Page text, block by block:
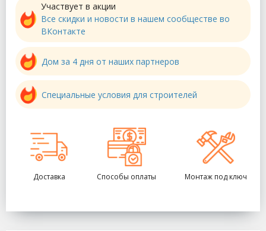
Участвует в акции
Все скидки и новости в нашем сообществе во
ВКонтакте
Дом за 4 дня от наших партнеров
Специальные условия для строителей
Доставка Способы оплаты Монтаж под ключ